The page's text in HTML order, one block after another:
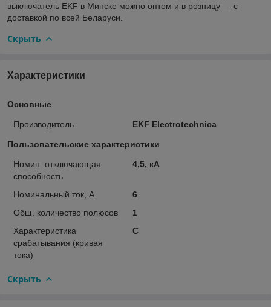
выключатель EKF в Минске можно оптом и в розницу — с
доставкой по всей Беларуси.
Скрыть
Характеристики
Основные
Производитель EKF Electrotechnica
Пользовательские характеристики
Номин. отключающая
способность
4,5, кА
Номинальный ток, А
6
Общ. количество полюсов
1
Характеристика
срабатывания (кривая
тока)
C
Скрыть